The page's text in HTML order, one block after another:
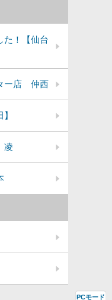
た！【仙台
ー店 仲西
凌
PCモード